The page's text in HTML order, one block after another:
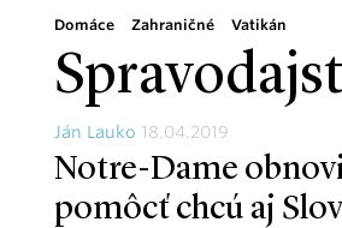
Domáce Zahraničné Vatikán
Ján Lauko 18.04.2019
Notre-Dame
pomôcť chcú aj